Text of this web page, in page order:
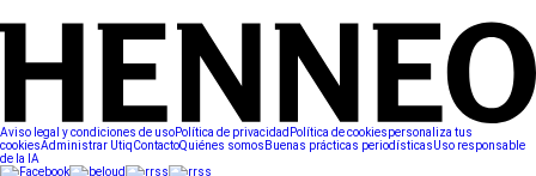
Aviso legal y condiciones de usoPolítica de privacidad Política de cookiespersonaliza tus
cookiesAdministrar UtiqContactoQuiénes somos Buenas prácticas periodísticasUso responsable
de la IA